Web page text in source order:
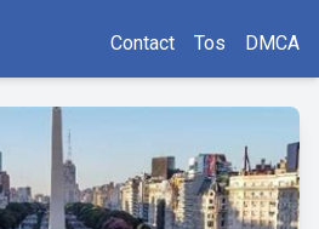
Contact Tos DMCA